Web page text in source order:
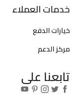
خدمات العملاء
خيارات الدفع
مركز الدعم
تابعنا على